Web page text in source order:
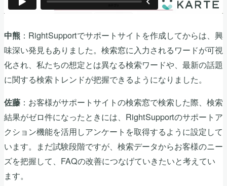
中熊 ：RightSupportでサポートサイトを作成してからは、興
味深い発見もありました。検索窓に入力されるワードが可視
化され、私たちの想定とは異なる検索ワードや、最新の話題
に関する検索トレンドが把握できるようになりました。
佐藤 ：お客様がサポートサイトの検索窓で検索した際、検索
結果がゼロ件になったときには、RightSupportのサポートア
クション機能を活用しアンケートを取得するように設定して
います。まだ試験段階ですが、検索データからお客様のニー
ズを把握して、FAQの改善につなげていきたいと考えてい
ます。